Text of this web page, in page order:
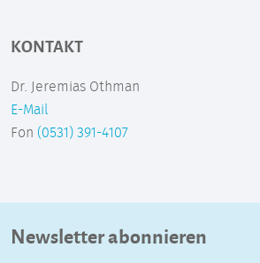
KONTAKT
Dr. Jeremias Othman
E-Mail
Fon (0531) 391-4107
Newsletter abonnieren